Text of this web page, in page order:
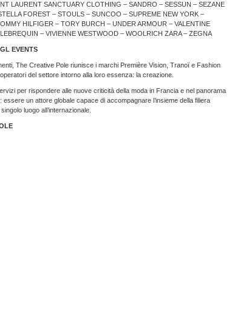
LAURENT SANCTUARY CLOTHING – SANDRO – SESSUN – SEZANE
FOREST – STOULS – SUNCOO – SUPREME NEW YORK –
HILFIGER – TORY BURCH – UNDER ARMOUR – VALENTINE
– VIVIENNE WESTWOOD – WOOLRICH ZARA – ZEGNA
EVENTS
The Creative Pole riunisce i marchi Première Vision, Tranoï e Fashion
del settore intorno alla loro essenza: la creazione.
per rispondere alle nuove criticità della moda in Francia e nel panorama
un attore globale capace di accompagnare l’insieme della filiera
luogo all’internazionale.